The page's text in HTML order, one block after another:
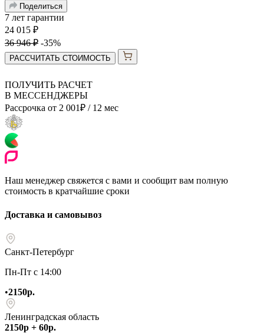
Поделиться
7 лет гарантии
24 015 ₽
36 946₽ -35%
РАССЧИТАТЬ СТОИМОСТЬ
ПОЛУЧИТЬ РАСЧЕТ
В МЕССЕНДЖЕРЫ
Рассрочка от 2 001₽ / 12 мес
Наш менеджер свяжется с вами и сообщит вам полную
стоимость в кратчайшие сроки
Доставка и самовывоз
Санкт-Петербург
Пн-Пт с 14:00
•2150р.
Ленинградская область
2150р + 60р.